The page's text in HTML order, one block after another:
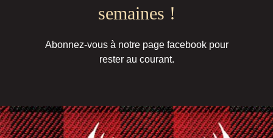
semaines !
Abonnez-vous à notre page facebook pour
rester au courant.